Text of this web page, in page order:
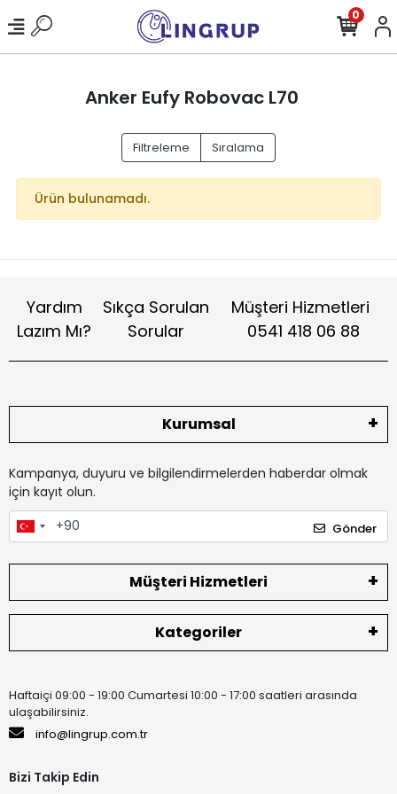
0
Anker Eufy Robovac L70
Filtreleme Sıralama
Ürün bulunamadı.
Yardım
Lazım Mı?
Sıkça Sorulan
Sorular
Müşteri Hizmetleri
0541 418 06 88
Kurumsal
Kampanya, duyuru ve bilgilendirmelerden haberdar olmak
için kayıt olun.
Gönder
Müşteri Hizmetleri
Kategoriler
Haftaiçi 09:00 - 19:00 Cumartesi 10:00 - 17:00 saatleri arasında
ulaşabilirsiniz.
info@lingrup.com.tr
Bizi Takip Edin